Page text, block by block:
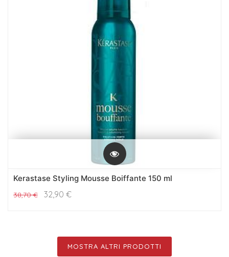
Kerastase Styling Mousse Boiffante 150 ml
38,70€ 32,90 €
MOSTRA ALTRI PRODOTTI